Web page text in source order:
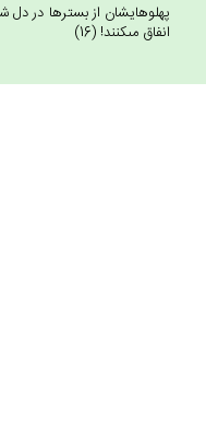
پهلوهايشان از بسترها در دل
انفاق مى‏كنند! (16)